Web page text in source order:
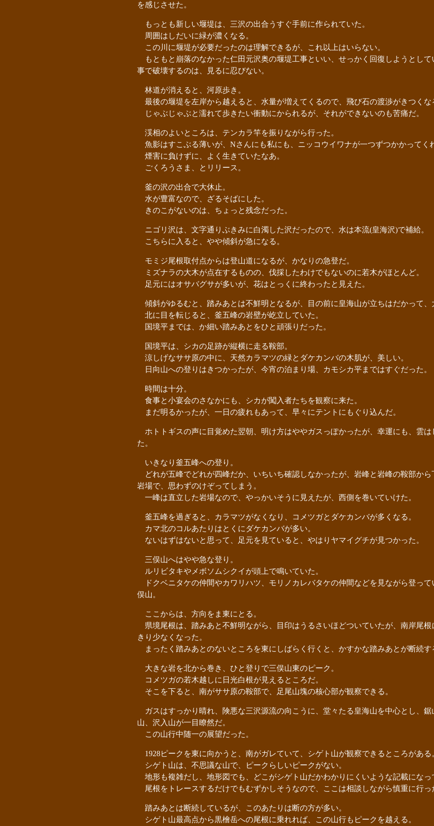
を感じさせた。
もっとも新しい堰堤は、三沢の出合うすぐ手前に作られていた。
周囲はしだいに緑が濃くなる。
この川に堰堤が必要だったのは理解できるが、これ以上はいらない。
もともと崩落のなかった仁田元沢奥の堰堤工事といい、せっかく回復しようとして
事で破壊するのは、見るに忍びない。
林道が消えると、河原歩き。
最後の堰堤を左岸から越えると、水量が増えてくるので、飛び石の渡渉がきつくな
じゃぶじゃぶと濡れて歩きたい衝動にかられるが、それができないのも苦痛だ。
渓相のよいところは、テンカラ竿を振りながら行った。
魚影はすこぶる薄いが、Nさんにも私にも、ニッコウイワナが一つずつかかってく
煙害に負けずに、よく生きていたなあ。
ごくろうさま、とリリース。
釜の沢の出合で大休止。
水が豊富なので、ざるそばにした。
きのこがないのは、ちょっと残念だった。
ニゴリ沢は、文字通りぶきみに白濁した沢だったので、水は本流(皇海沢)で補給。
こちらに入ると、やや傾斜が急になる。
モミジ尾根取付点からは登山道になるが、かなりの急登だ。
ミズナラの大木が点在するものの、伐採したわけでもないのに若木がほとんど。
足元にはオサバグサが多いが、花はとっくに終わったと見えた。
傾斜がゆるむと、踏みあとは不鮮明となるが、目の前に皇海山が立ちはだかって、
北に目を転じると、釜五峰の岩壁が屹立していた。
国境平までは、か細い踏みあとをひと頑張りだった。
国境平は、シカの足跡が縦横に走る鞍部。
涼しげなササ原の中に、天然カラマツの緑とダケカンバの木肌が、美しい。
日向山への登りはきつかったが、今宵の泊まり場、カモシカ平まではすぐだった。
時間は十分。
食事と小宴会のさなかにも、シカが闖入者たちを観察に来た。
まだ明るかったが、一日の疲れもあって、早々にテントにもぐり込んだ。
ホトトギスの声に目覚めた翌朝、明け方はややガスっぽかったが、幸運にも、雲は
た。
いきなり釜五峰への登り。
どれが五峰でどれが四峰だか、いちいち確認しなかったが、岩峰と岩峰の鞍部から
岩場で、思わずのけぞってしまう。
一峰は直立した岩場なので、やっかいそうに見えたが、西側を巻いていけた。
釜五峰を過ぎると、カラマツがなくなり、コメツガとダケカンバが多くなる。
カマ北のコルあたりはとくにダケカンバが多い。
ないはずはないと思って、足元を見ていると、やはりヤマイグチが見つかった。
三俣山へはやや急な登り。
ルリビタキやメボソムシクイが頭上で鳴いていた。
ドクベニタケの仲間やカワリハツ、モリノカレバタケの仲間などを見ながら登って
俣山。
ここからは、方向をま東にとる。
県境尾根は、踏みあと不鮮明ながら、目印はうるさいほどついていたが、南岸尾根
きり少なくなった。
まったく踏みあとのないところを東にしばらく行くと、かすかな踏みあとが断続す
大きな岩を北から巻き、ひと登りで三俣山東のピーク。
コメツガの若木越しに日光白根が見えるところだ。
そこを下ると、南がササ原の鞍部で、足尾山塊の核心部が観察できる。
ガスはすっかり晴れ、険悪な三沢源流の向こうに、堂々たる皇海山を中心とし、鋸
山、沢入山が一目瞭然だ。
この山行中随一の展望だった。
1928ピークを東に向かうと、南がガレていて、シゲト山が観察できるところがある
シゲト山は、不思議な山で、ピークらしいピークがない。
地形も複雑だし、地形図でも、どこがシゲト山だかわかりにくいような記載になっ
尾根をトレースするだけでもむずかしそうなので、ここは相談しながら慎重に行っ
踏みあとは断続しているが、このあたりは断の方が多い。
シゲト山最高点から黒檜岳への尾根に乗れれば、この山行もピークを越える。